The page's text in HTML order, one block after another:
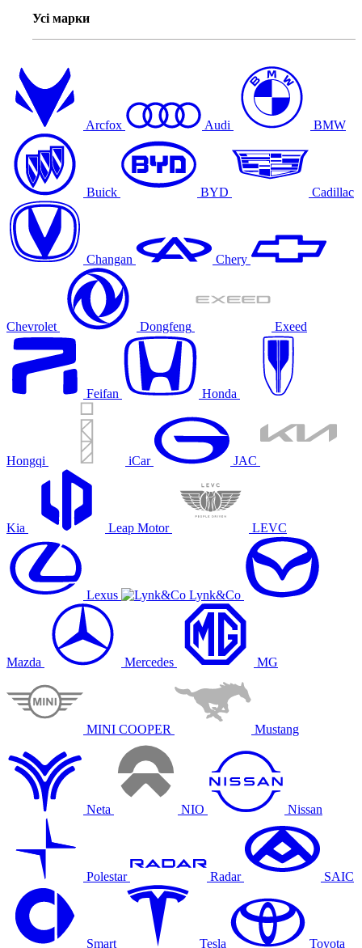
Усі марки
Arcfox Audi BMW
Buick BYD Cadillac
Changan Chery
Chevrolet Dongfeng Exeed
Feifan Honda
Hongqi iCar JAC
Kia Leap Motor LEVC
Lexus Lynk&Co
Mazda Mercedes MG
MINI COOPER Mustang
Neta NIO Nissan
Polestar Radar SAIC
Smart Tesla Toyota